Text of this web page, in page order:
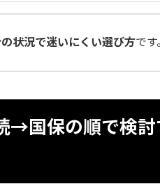
状況で迷いにくい選び方です。
国保の順で検討